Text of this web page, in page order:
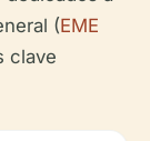
(EME
clave